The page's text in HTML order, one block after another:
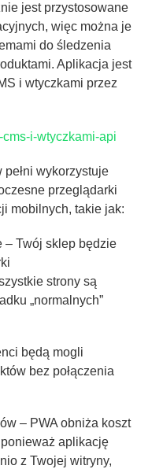
jest przystosowane
więc można je
do śledzenia
Aplikacja jest
i wtyczkami przez
pełni wykorzystuje
przeglądarki
mobilnych, takie jak:
– Twój sklep będzie
strony są
„normalnych”
będą mogli
bez połączenia
– PWA obniża koszt
aplikację
z Twojej witryny,